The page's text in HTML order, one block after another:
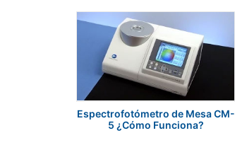
Espectrofotómetro de Mesa CM-
5 ¿Cómo Funciona?